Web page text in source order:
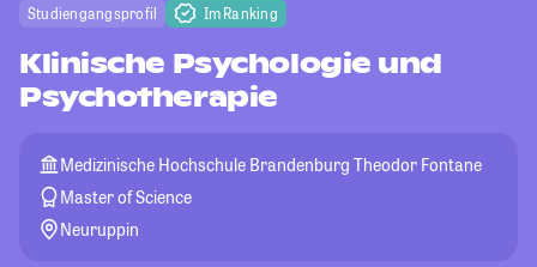
Studiengangsprofil Im Ranking
Klinische Psychologie und
Psychotherapie
Medizinische Hochschule Brandenburg Theodor Fontane
Master of Science
Neuruppin